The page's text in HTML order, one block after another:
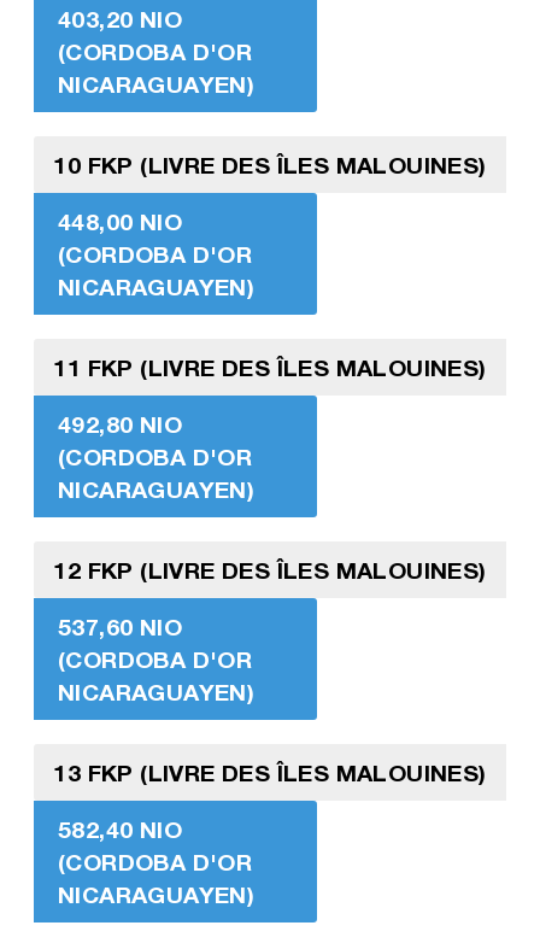
403,20 NIO
(CORDOBA D'OR
NICARAGUAYEN)
10 FKP (LIVRE DES ÎLES MALOUINES)
448,00 NIO
(CORDOBA D'OR
NICARAGUAYEN)
11 FKP (LIVRE DES ÎLES MALOUINES)
492,80 NIO
(CORDOBA D'OR
NICARAGUAYEN)
12 FKP (LIVRE DES ÎLES MALOUINES)
537,60 NIO
(CORDOBA D'OR
NICARAGUAYEN)
13 FKP (LIVRE DES ÎLES MALOUINES)
582,40 NIO
(CORDOBA D'OR
NICARAGUAYEN)